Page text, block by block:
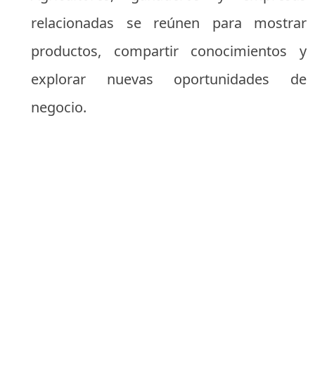
relacionadas se reúnen para mostrar
productos, compartir conocimientos y
explorar nuevas oportunidades de
negocio.